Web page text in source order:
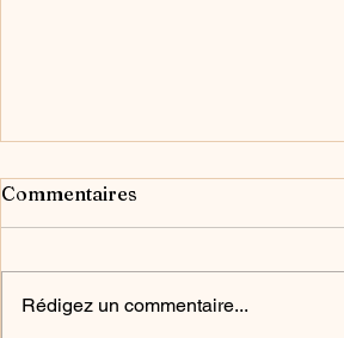
Commentaires
Rédigez un commentaire...